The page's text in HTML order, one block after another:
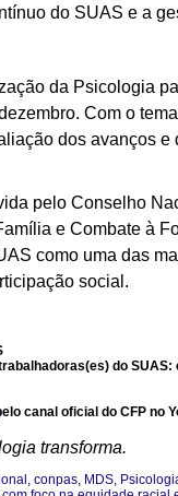
do SUAS e a
da Psicologia
Com o
dos avanços
pelo Conselho
e Combate à
como uma das
social.
do
canal oficial do CFP no
transforma.
, conpas, MDS,